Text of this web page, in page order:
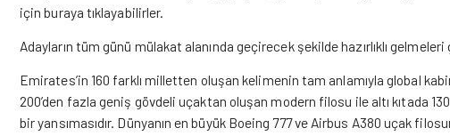
içinburaya tıklayabilirler.
Adayların tüm günü mülakat alanında geçirecek şekilde hazırlıklı
Emirates’in 160 farklı milletten oluşan kelimenin tam anlamıyla global
200’den fazla geniş gövdeli uçaktan oluşan modern filosu ile altı kıtada
bir yansımasıdır. Dünyanın en büyük Boeing 777 ve Airbus A380 uçak